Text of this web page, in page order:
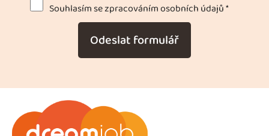
Souhlasím se zpracováním osobních údajů *
Odeslat formulář